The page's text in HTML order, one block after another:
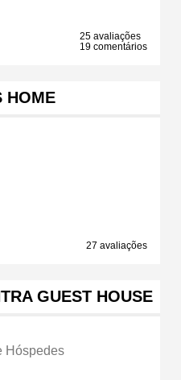
25 avaliações
19 comentários
HOME
27 avaliações
GUEST HOUSE
Hóspedes